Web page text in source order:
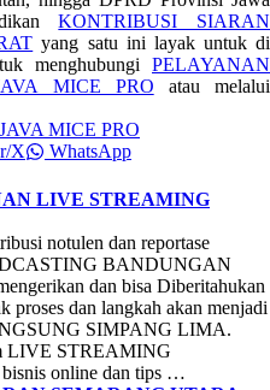
KONTRIBUSI SIARAN
yang satu ini layak untuk di
menghubungi PELAYANAN
MICE PRO atau melalui
MICE PRO
X WhatsApp
LIVE STREAMING
notulen dan reportase
BANDUNGAN
dan bisa Diberitahukan
proses dan langkah akan menjadi
SIMPANG LIMA.
LIVE STREAMING
online dan tips …